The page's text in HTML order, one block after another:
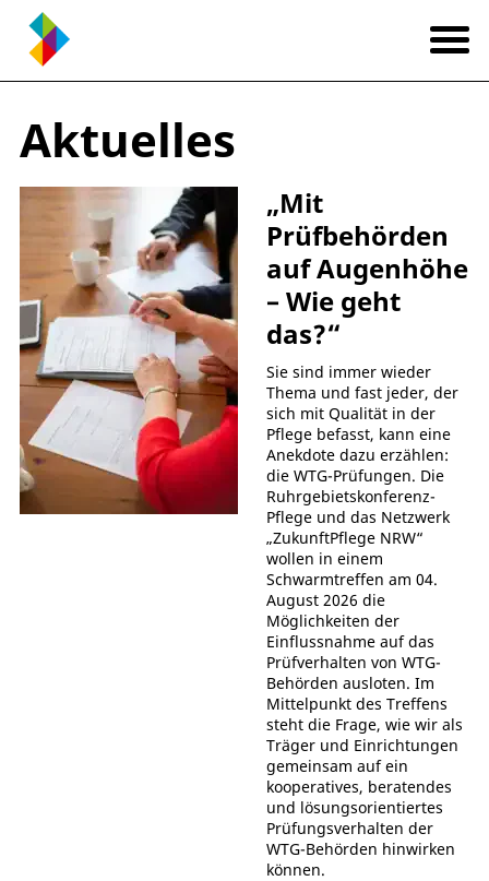
Aktuelles
„Mit
Prüfbehörden
auf Augenhöhe
– Wie geht
das?“
Sie sind immer wieder
Thema und fast jeder, der
sich mit Qualität in der
Pflege befasst, kann eine
Anekdote dazu erzählen:
die WTG-Prüfungen. Die
Ruhrgebietskonferenz-
Pflege und das Netzwerk
„ZukunftPflege NRW“
wollen in einem
Schwarmtreffen am 04.
August 2026 die
Möglichkeiten der
Einflussnahme auf das
Prüfverhalten von WTG-
Behörden ausloten. Im
Mittelpunkt des Treffens
steht die Frage, wie wir als
Träger und Einrichtungen
gemeinsam auf ein
kooperatives, beratendes
und lösungsorientiertes
Prüfungsverhalten der
WTG-Behörden hinwirken
können.